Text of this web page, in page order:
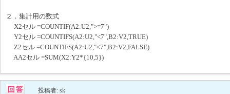
２．集計用の数式
X2セル =COUNTIF(A2:U2,">=7")
Y2セル =COUNTIFS(A2:U2,"<7",B2:V2,TRUE)
Z2セル =COUNTIFS(A2:U2,"<7",B2:V2,FALSE)
AA2セル =SUM(X2:Y2*{10,5})
投稿者: sk